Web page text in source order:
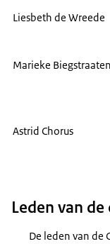
Liesbeth de Wreede
Marieke Biegstraaten
Astrid Chorus
Leden van
De leden van de